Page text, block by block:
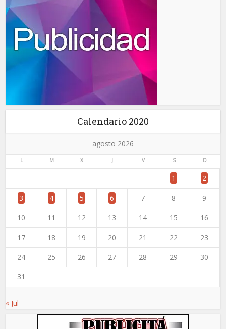
Calendario 2020
agosto 2026
L M X J V S D
1 2
3 4 5 6 7 8 9
10 11 12 13 14 15 16
17 18 19 20 21 22 23
24 25 26 27 28 29 30
31
« Jul